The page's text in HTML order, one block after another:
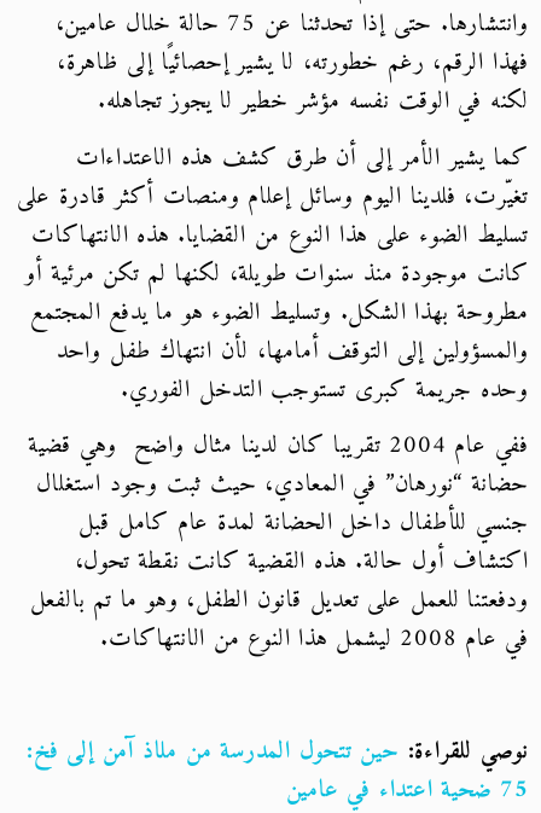
وانتشارها. حتى إذا تحدثنا عن 75 حالة خلال عامين،
فهذا الرقم، رغم خطورته، لا يشير إحصائيًا إلى ظاهرة،
لكنه في الوقت نفسه مؤشر خطير لا يجوز تجاهله.
كما يشير الأمر إلى أن طرق كشف هذه الاعتداءات
تغيّرت، فلدينا اليوم وسائل إعلام ومنصات أكثر قادرة على
تسليط الضوء على هذا النوع من القضايا. هذه الانتهاكات
كانت موجودة منذ سنوات طويلة، لكنها لم تكن مرئية أو
مطروحة بهذا الشكل. وتسليط الضوء هو ما يدفع المجتمع
والمسؤولين إلى التوقف أمامها، لأن انتهاك طفل واحد
وحده جريمة كبرى تستوجب التدخل الفوري.
ففي عام 2004 تقريبا كان لدينا مثال واضح وهي قضية
حضانة “نورهان” في المعادي، حيث ثبت وجود استغلال
جنسي للأطفال داخل الحضانة لمدة عام كامل قبل
اكتشاف أول حالة. هذه القضية كانت نقطة تحول،
ودفعتنا للعمل على تعديل قانون الطفل، وهو ما تم بالفعل
في عام 2008 ليشمل هذا النوع من الانتهاكات.
نوصي للقراءة: حين تتحول المدرسة من ملاذ آمن إلى فخ:
75 ضحية اعتداء في عامين